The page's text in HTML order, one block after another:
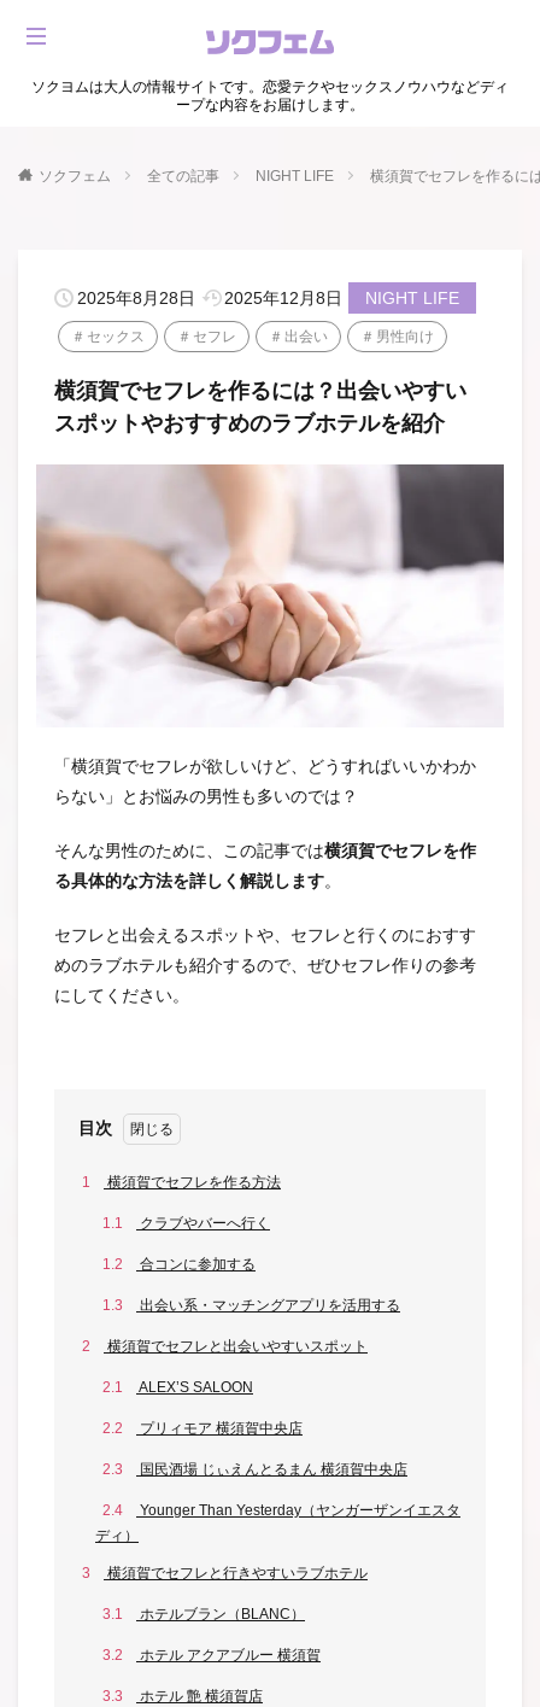
ソクヨムは大人の情報サイトです。恋愛テクやセックスノウハウなどディ
ープな内容をお届けします。
ソクフェム 全ての記事 NIGHT LIFE 横須賀でセフレを作るに
2025年8月28日 2025年12月8日 NIGHT LIFE
セックス セフレ 出会い 男性向け
横須賀でセフレを作るには？出会いやすい
スポットやおすすめのラブホテルを紹介
「横須賀でセフレが欲しいけど、どうすればいいかわか
らない」とお悩みの男性も多いのでは？
そんな男性のために、この記事では横須賀でセフレを作
る具体的な方法を詳しく解説します。
セフレと出会えるスポットや、セフレと行くのにおすす
めのラブホテルも紹介するので、ぜひセフレ作りの参考
にしてください。
目次
1 横須賀でセフレを作る方法
1.1 クラブやバーへ行く
1.2 合コンに参加する
1.3 出会い系・マッチングアプリを活用する
2 横須賀でセフレと出会いやすいスポット
2.1 ALEX’S SALOON
2.2 プリィモア 横須賀中央店
2.3 国民酒場 じぃえんとるまん 横須賀中央店
2.4
Younger Than Yesterday（ヤンガーザンイエスタ
ディ）
3 横須賀でセフレと行きやすいラブホテル
3.1 ホテルブラン（BLANC）
3.2 ホテル アクアブルー 横須賀
3.3 ホテル 艶 横須賀店